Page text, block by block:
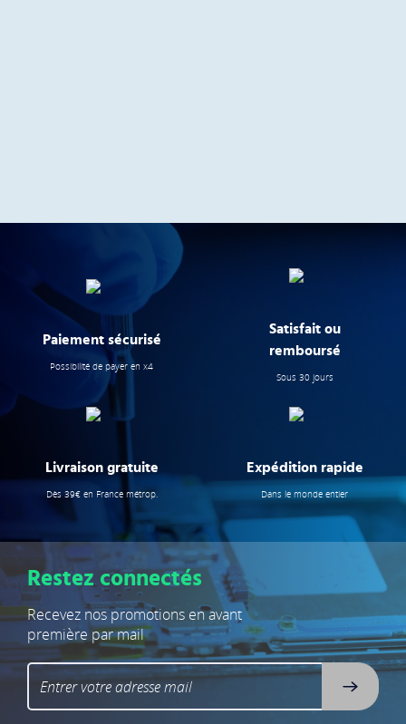
Paiement sécurisé
Possibilité de payer en x4
Satisfait ou
remboursé
Sous 30 jours
Livraison gratuite
Dès 39€ en France métrop.
Expédition rapide
Dans le monde entier
Restez connectés
Recevez nos promotions en avant
première par mail